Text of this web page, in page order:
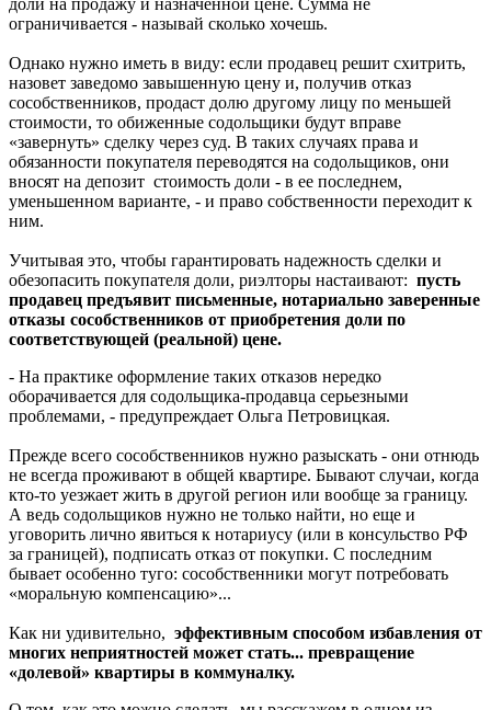
ограничивается - называй сколько хочешь.
Однако нужно иметь в виду: если продавец решит схитрить,
назовет заведомо завышенную цену и, получив отказ
сособственников, продаст долю другому лицу по меньшей
стоимости, то обиженные содольщики будут вправе
«завернуть» сделку через суд. В таких случаях права и
обязанности покупателя переводятся на содольщиков, они
вносят на депозит стоимость доли - в ее последнем,
уменьшенном варианте, - и право собственности переходит к
ним.
Учитывая это, чтобы гарантировать надежность сделки и
обезопасить покупателя доли, риэлторы настаивают: пусть
продавец предъявит письменные, нотариально заверенные
отказы сособственников от приобретения доли по
соответствующей (реальной) цене.
- На практике оформление таких отказов нередко
оборачивается для содольщика-продавца серьезными
проблемами, - предупреждает Ольга Петровицкая.
Прежде всего сособственников нужно разыскать - они отнюдь
не всегда проживают в общей квартире. Бывают случаи, когда
кто-то уезжает жить в другой регион или вообще за границу.
А ведь содольщиков нужно не только найти, но еще и
уговорить лично явиться к нотариусу (или в консульство РФ
за границей), подписать отказ от покупки. С последним
бывает особенно туго: сособственники могут потребовать
«моральную компенсацию»...
Как ни удивительно, эффективным способом избавления от
многих неприятностей может стать... превращение
«долевой» квартиры в коммуналку.